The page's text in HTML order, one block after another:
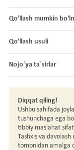
Qo'llash mumkin
Qo'llash usuli
Nojo´ya ta´sirlar
Diqqat qiling!
Ushbu sahifada
tushunchaga ega
tibbiy maslahat
Tashxis va
tomonidan amalga